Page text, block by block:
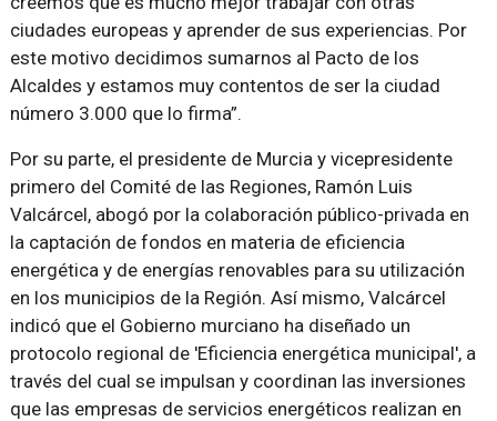
ciudades europeas y aprender de sus experiencias. Por
este motivo decidimos sumarnos al Pacto de los
Alcaldes y estamos muy contentos de ser la ciudad
número 3.000 que lo firma”.
Por su parte, el presidente de Murcia y vicepresidente
primero del Comité de las Regiones, Ramón Luis
Valcárcel, abogó por la colaboración público-privada en
la captación de fondos en materia de eficiencia
energética y de energías renovables para su utilización
en los municipios de la Región. Así mismo, Valcárcel
indicó que el Gobierno murciano ha diseñado un
protocolo regional de 'Eficiencia energética municipal', a
través del cual se impulsan y coordinan las inversiones
que las empresas de servicios energéticos realizan en